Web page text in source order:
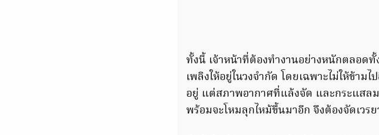
ทั้งนี้ เจ้าหน้าที่ต้องทำงานอย่างหนักตลอด
เพลิงให้อยู่ในวงจำกัด โดยเฉพาะไม่ให้ข้า
อยู่ แต่สภาพอากาศที่แล้งจัด และกระแสล
พร้อมจะโหมลุกไหม้ขึ้นมาอีก จึงต้องจัดเวร